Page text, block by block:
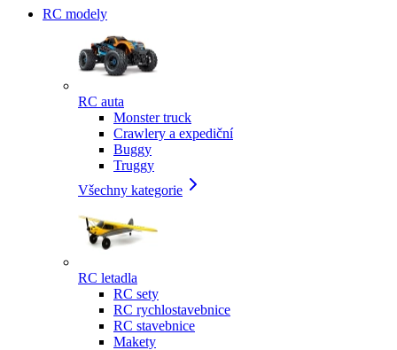
RC modely
RC auta
Monster truck
Crawlery a expediční
Buggy
Truggy
Všechny kategorie
RC letadla
RC sety
RC rychlostavebnice
RC stavebnice
Makety